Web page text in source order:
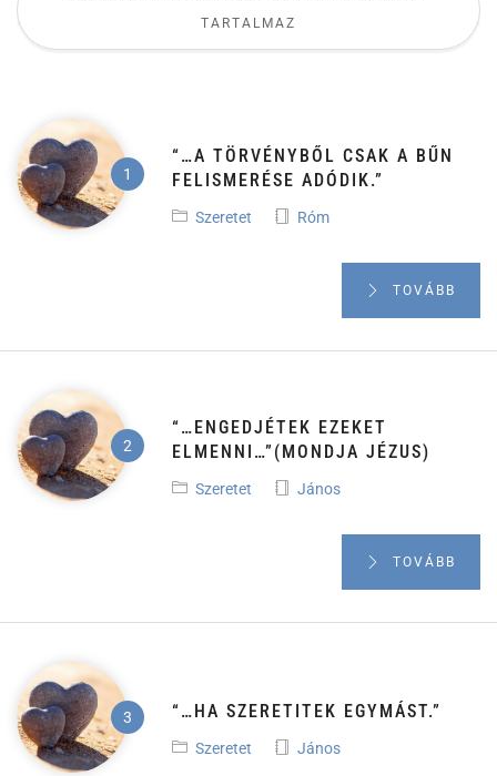
TARTALMAZ
“…A TÖRVÉNYBŐL CSAK A BŰN
FELISMERÉSE ADÓDIK.”
Szeretet Róm
TOVÁBB
“…ENGEDJÉTEK EZEKET
ELMENNI…”(MONDJA JÉZUS)
Szeretet János
TOVÁBB
“…HA SZERETITEK EGYMÁST.”
Szeretet János